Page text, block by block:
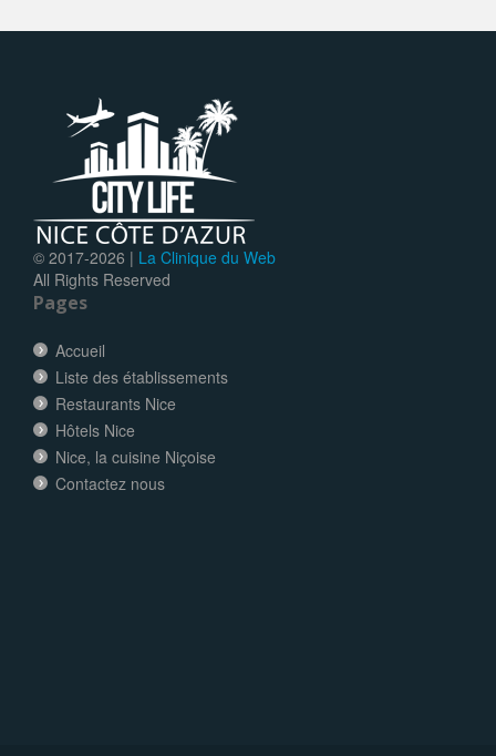
© 2017-2026 | La Clinique du Web
All Rights Reserved
Pages
Accueil
Liste des établissements
Restaurants Nice
Hôtels Nice
Nice, la cuisine Niçoise
Contactez nous